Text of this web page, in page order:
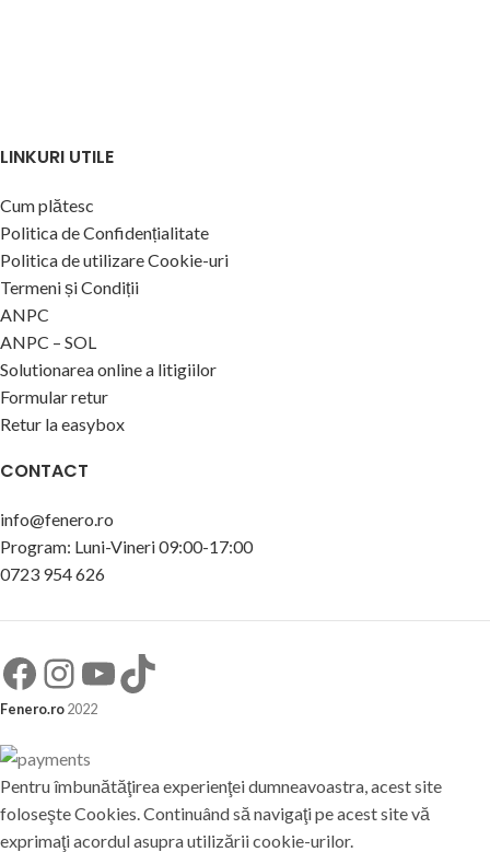
LINKURI UTILE
Cum plătesc
Politica de Confidențialitate
Politica de utilizare Cookie-uri
Termeni și Condiții
ANPC
ANPC – SOL
Solutionarea online a litigiilor
Formular retur
Retur la easybox
CONTACT
info@fenero.ro
Program: Luni-Vineri 09:00-17:00
0723 954 626
Fenero.ro2022
Pentru îmbunătăţirea experienţei dumneavoastra, acest site
foloseşte Cookies. Continuând să navigaţi pe acest site vă
exprimaţi acordul asupra utilizării cookie-urilor.